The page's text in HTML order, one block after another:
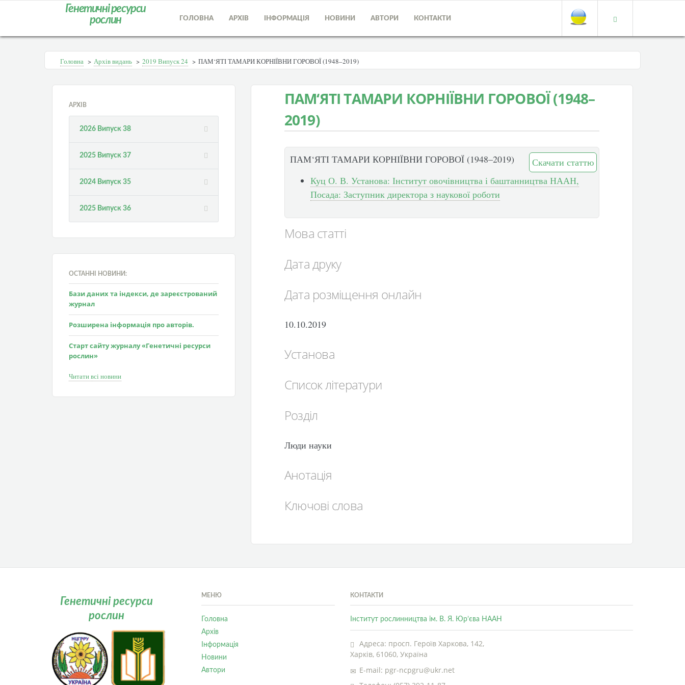
Генетичні ресурси
рослин
ГОЛОВНА АРХІВ ІНФОРМАЦІЯ НОВИНИ АВТОРИ КОНТАКТИ
Головна > Архів видань > 2019 Випуск 24 > ПАМ‘ЯТІ ТАМАРИ КОРНІЇВНИ ГОРОВОЇ (1948–2019)
АРХІВ
2026 Випуск 38
2025 Випуск 37
2024 Випуск 35
2025 Випуск 36
ОСТАННІ НОВИНИ:
Бази даних та індекси, де зареєстрований
журнал
Розширена інформація про авторів.
Старт сайту журналу «Генетичні ресурси
рослин»
Читати всі новини
ПАМ‘ЯТІ ТАМАРИ КОРНІЇВНИ ГОРОВОЇ (1948–
2019)
Скачати статтю
ПАМ‘ЯТІ ТАМАРИ КОРНІЇВНИ ГОРОВОЇ (1948–2019)
Куц О. В. Установа: Інститут овочівництва і баштанництва НААН,
Посада: Заступник директора з наукової роботи
Мова статті
Дата друку
Дата розміщення онлайн
10.10.2019
Установа
Список літератури
Розділ
Люди науки
Анотація
Ключові слова
Генетичні ресурси
рослин
МЕНЮ
Головна
Архів
Інформація
Новини
Автори
КОНТАКТИ
Інститут рослинництва ім. В. Я. Юр’єва НААН
Адреса: просп. Героїв Харкова, 142,
Харків, 61060, Україна
E-mail: pgr-ncpgru@ukr.net